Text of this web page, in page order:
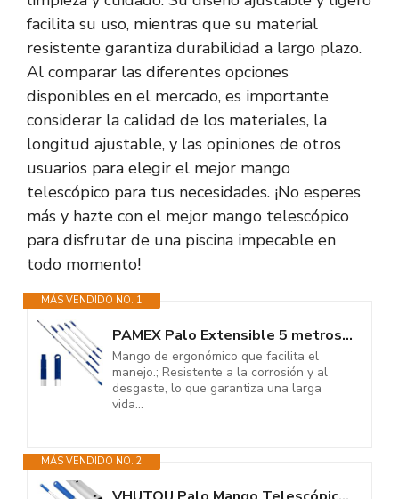
facilita su uso, mientras que su material
resistente garantiza durabilidad a largo plazo.
Al comparar las diferentes opciones
disponibles en el mercado, es importante
considerar la calidad de los materiales, la
longitud ajustable, y las opiniones de otros
usuarios para elegir el mejor mango
telescópico para tus necesidades. ¡No esperes
más y hazte con el mejor mango telescópico
para disfrutar de una piscina impecable en
todo momento!
MÁS VENDIDO NO. 1
PAMEX Palo Extensible 5 metros. Palo con Mango Telescópico Profesional...
Mango de ergonómico que facilita el
manejo.; Resistente a la corrosión y al
desgaste, lo que garantiza una larga
vida...
MÁS VENDIDO NO. 2